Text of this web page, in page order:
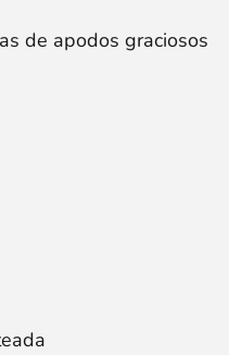
de apodos graciosos